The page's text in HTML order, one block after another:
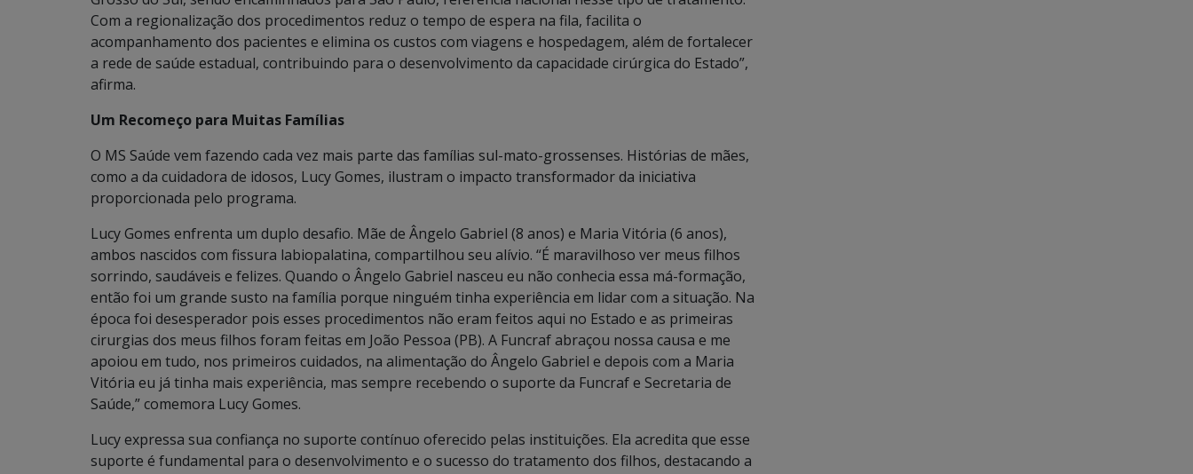
Com a regionalização dos procedimentos reduz o tempo de espera na fila, facilita o
acompanhamento dos pacientes e elimina os custos com viagens e hospedagem, além de fortalecer
a rede de saúde estadual, contribuindo para o desenvolvimento da capacidade cirúrgica do Estado”,
afirma.
Um Recomeço para Muitas Famílias
O MS Saúde vem fazendo cada vez mais parte das famílias sul-mato-grossenses. Histórias de mães,
como a da cuidadora de idosos, Lucy Gomes, ilustram o impacto transformador da iniciativa
proporcionada pelo programa.
Lucy Gomes enfrenta um duplo desafio. Mãe de Ângelo Gabriel (8 anos) e Maria Vitória (6 anos),
ambos nascidos com fissura labiopalatina, compartilhou seu alívio. “É maravilhoso ver meus filhos
sorrindo, saudáveis e felizes. Quando o Ângelo Gabriel nasceu eu não conhecia essa má-formação,
então foi um grande susto na família porque ninguém tinha experiência em lidar com a situação. Na
época foi desesperador pois esses procedimentos não eram feitos aqui no Estado e as primeiras
cirurgias dos meus filhos foram feitas em João Pessoa (PB). A Funcraf abraçou nossa causa e me
apoiou em tudo, nos primeiros cuidados, na alimentação do Ângelo Gabriel e depois com a Maria
Vitória eu já tinha mais experiência, mas sempre recebendo o suporte da Funcraf e Secretaria de
Saúde,” comemora Lucy Gomes.
Lucy expressa sua confiança no suporte contínuo oferecido pelas instituições. Ela acredita que esse
suporte é fundamental para o desenvolvimento e o sucesso do tratamento dos filhos, destacando a